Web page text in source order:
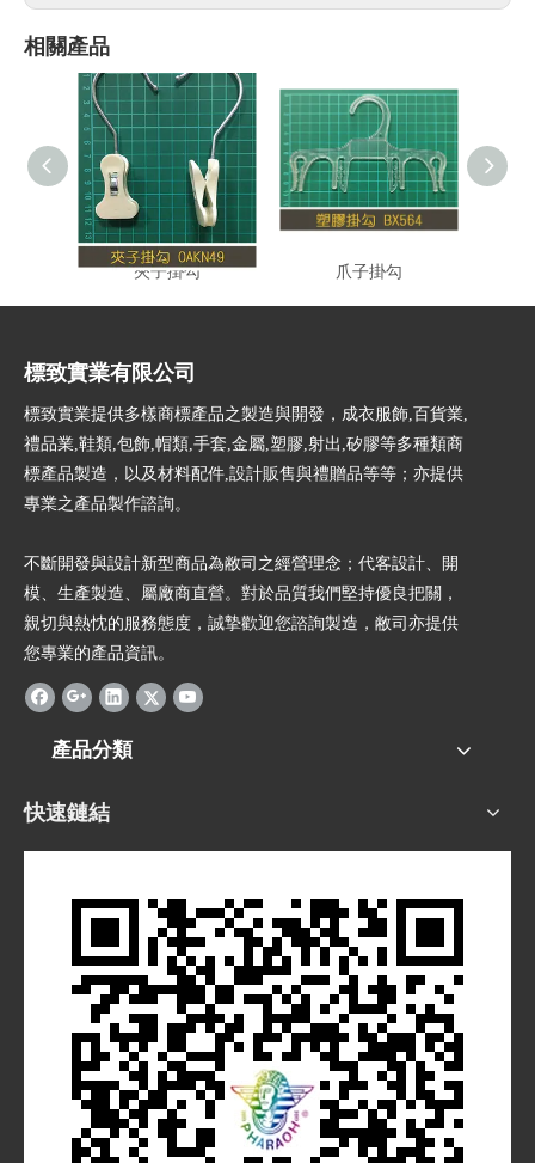
相關產品
夾子掛勾 爪子掛勾
標致實業有限公司
標致實業提供多樣商標產品之製造與開發，成衣服飾,百貨業,
禮品業,鞋類,包飾,帽類,手套,金屬,塑膠,射出,矽膠等多種類商
標產品製造，以及材料配件,設計販售與禮贈品等等；亦提供
專業之產品製作諮詢。
不斷開發與設計新型商品為敝司之經營理念；代客設計、開
模、生產製造、屬廠商直營。對於品質我們堅持優良把關，
親切與熱忱的服務態度，誠摯歡迎您諮詢製造，敝司亦提供
您專業的產品資訊。
產品分類
快速鏈結